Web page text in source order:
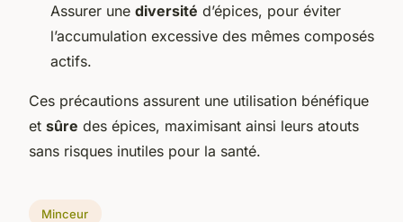
Assurer une diversité d’épices, pour éviter
l’accumulation excessive des mêmes composés
actifs.
Ces précautions assurent une utilisation bénéfique
et sûre des épices, maximisant ainsi leurs atouts
sans risques inutiles pour la santé.
Minceur